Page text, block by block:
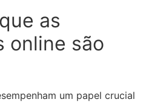
as
online são
um papel crucial